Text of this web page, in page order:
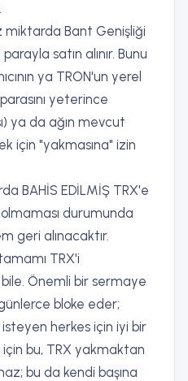
miktarda Bant Genişliği
satın alınır. Bunu
ya TRON'un yerel
yeterince
ya da ağın mevcut
için "yakmasına" izin
BAHİS EDİLMİŞ TRX'e
durumunda
geri alınacaktır.
TRX'i
Önemli bir sermaye
bloke eder;
herkes için iyi bir
bu, TRX yakmaktan
bu da kendi başına